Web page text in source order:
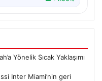
Yönelik Sıcak Yaklaşımı
Inter Miami’nin geri